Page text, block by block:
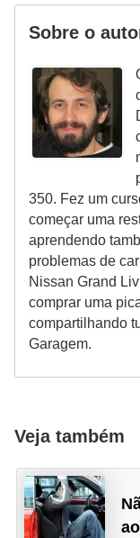
Sobre o
350. Fez um
começar uma
aprendendo
problemas de
Nissan Grand
comprar uma
compartilhando
Garagem.
Veja também